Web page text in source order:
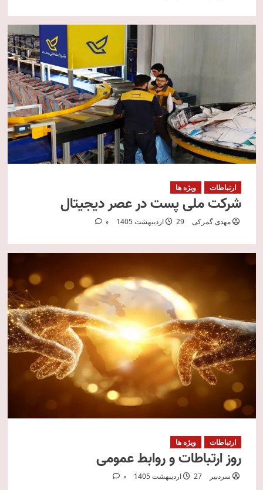
ارتباطات ویژه ها
شرکت ملی پست در عصر دیجیتال
مهدی گمرکی 29 اردیبهشت 1405 0
ارتباطات ویژه ها
روز ارتباطات و روابط عمومی
سردبیر 27 اردیبهشت 1405 0